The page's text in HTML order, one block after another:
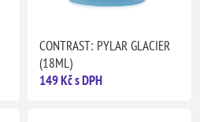
CONTRAST: PYLAR GLACIER
(18ML)
149 Kč s DPH